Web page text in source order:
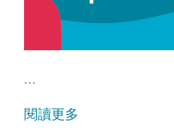
…
閱讀更多